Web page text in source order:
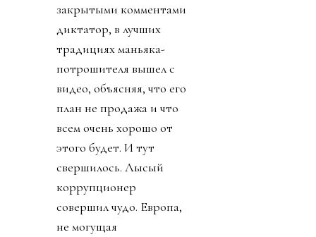
закрытыми комментами
диктатор, в лучших
традициях маньяка-
потрошителя вышел с
видео, объясняя, что его
план не продажа и что
всем очень хорошо от
этого будет. И тут
свершилось. Лысый
коррупционер
совершил чудо. Европа,
не могущая